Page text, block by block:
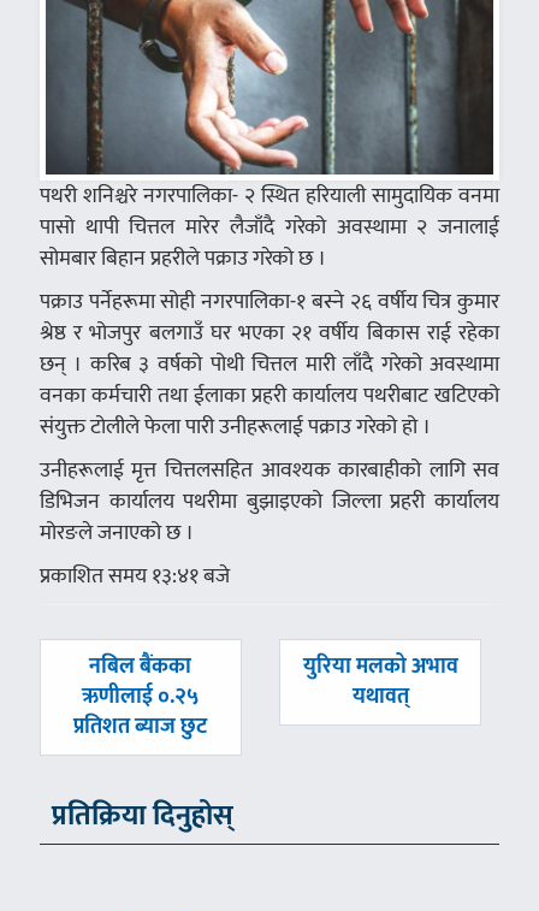
पथरी शनिश्चरे नगरपालिका- २ स्थित हरियाली सामुदायिक वनमा
पासो थापी चित्तल मारेर लैजाँदै गरेको अवस्थामा २ जनालाई
सोमबार बिहान प्रहरीले पक्राउ गरेको छ ।
पक्राउ पर्नेहरूमा सोही नगरपालिका-१ बस्ने २६ वर्षीय चित्र कुमार
श्रेष्ठ र भोजपुर बलगाउँ घर भएका २१ वर्षीय बिकास राई रहेका
छन् । करिब ३ वर्षको पोथी चित्तल मारी लाँदै गरेको अवस्थामा
वनका कर्मचारी तथा ईलाका प्रहरी कार्यालय पथरीबाट खटिएको
संयुक्त टोलीले फेला पारी उनीहरूलाई पक्राउ गरेको हो ।
उनीहरूलाई मृत्त चित्तलसहित आवश्यक कारबाहीको लागि सव
डिभिजन कार्यालय पथरीमा बुझाइएको जिल्ला प्रहरी कार्यालय
मोरङले जनाएको छ ।
प्रकाशित समय १३:४१ बजे
पछिल्लाे
-
नबिल बैंकका
ऋणीलाई ०.२५
प्रतिशत ब्याज छुट
अघिल्लाे
युरिया मलको अभाव
यथावत्
प्रतिक्रिया दिनुहोस्